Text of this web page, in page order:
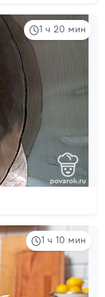
1 ч 20 мин
1 ч 10 мин